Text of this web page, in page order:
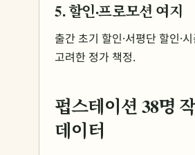
5. 할인·프로모션 여지
출간 초기 할인·서평단 할인·
고려한 정가 책정.
펍스테이션 38명
데이터